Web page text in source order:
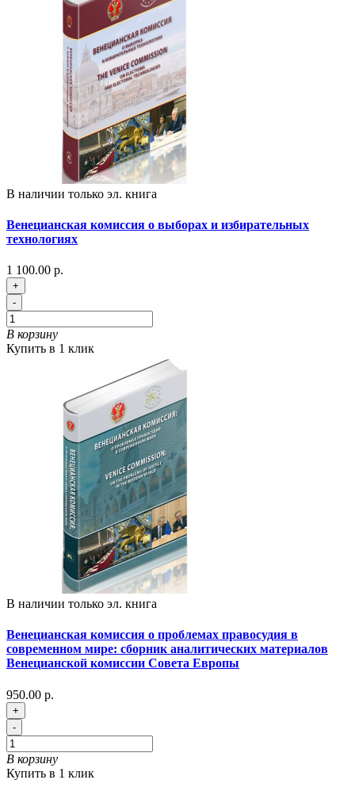
В наличии только эл. книга
Венецианская комиссия о выборах и избирательных
технологиях
1 100.00 р.
+
-
В корзину
Купить в 1 клик
В наличии только эл. книга
Венецианская комиссия о проблемах правосудия в
современном мире: сборник аналитических материалов
Венецианской комиссии Совета Европы
950.00 р.
+
-
В корзину
Купить в 1 клик